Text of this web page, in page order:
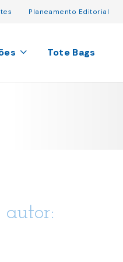
Planeamento Editorial
Tote Bags